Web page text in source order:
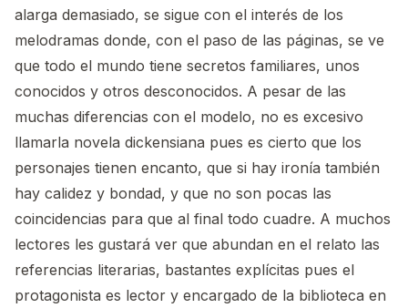
alarga demasiado, se sigue con el interés de los
melodramas donde, con el paso de las páginas, se ve
que todo el mundo tiene secretos familiares, unos
conocidos y otros desconocidos. A pesar de las
muchas diferencias con el modelo, no es excesivo
llamarla novela dickensiana pues es cierto que los
personajes tienen encanto, que si hay ironía también
hay calidez y bondad, y que no son pocas las
coincidencias para que al final todo cuadre. A muchos
lectores les gustará ver que abundan en el relato las
referencias literarias, bastantes explícitas pues el
protagonista es lector y encargado de la biblioteca en